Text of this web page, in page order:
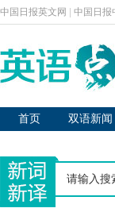
中国日报英文网 中国日报
首页 双语新闻